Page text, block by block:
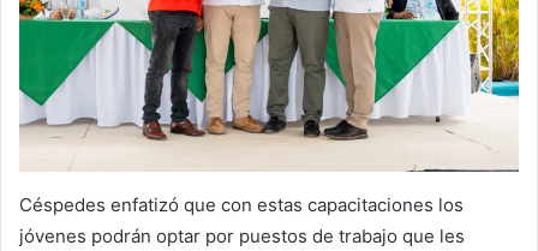
Céspedes enfatizó que con estas capacitaciones los
jóvenes podrán optar por puestos de trabajo que les